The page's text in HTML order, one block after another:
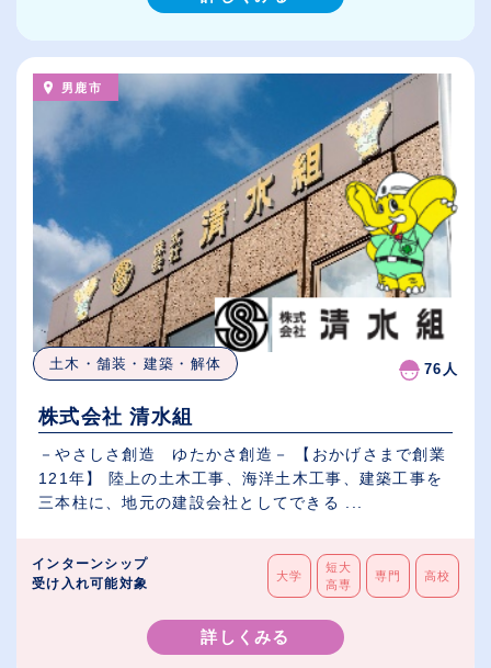
男鹿市
土木・舗装・建築・解体 76人
株式会社 清水組
－やさしさ創造 ゆたかさ創造－ 【おかげさまで創業
121年】 陸上の土木工事、海洋土木工事、建築工事を
三本柱に、地元の建設会社としてできる ...
インターンシップ
受け入れ可能対象
大学
短大
高専
専門 高校
詳しくみる